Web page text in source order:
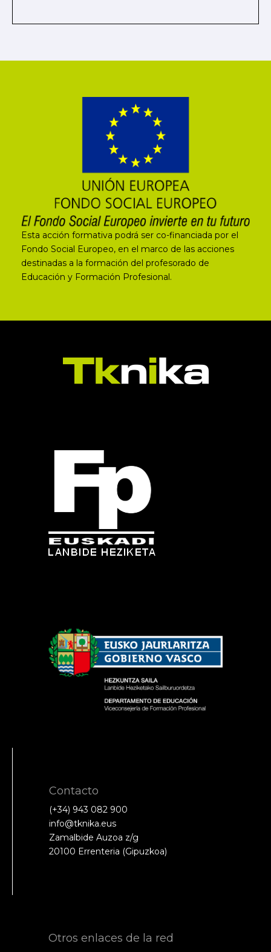
Esta acción formativa podrá ser co-financiada por el
Fondo Social Europeo, en el marco de las acciones
destinadas a la formación del profesorado de
Educación y Formación Profesional.
Contacto
(+34) 943 082 900
info@tknika.eus
Zamalbide Auzoa z/g
20100 Errenteria (Gipuzkoa)
Otros enlaces de la red